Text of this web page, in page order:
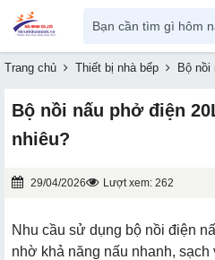
Trang chủ Thiết bị nhà bếp Bộ nồi
Bộ nồi nấu phở điện
nhiêu?
29/04/2026 Lượt xem: 262
Nhu cầu sử dụng bộ nồi điện
nhờ khả năng nấu nhanh, sạch